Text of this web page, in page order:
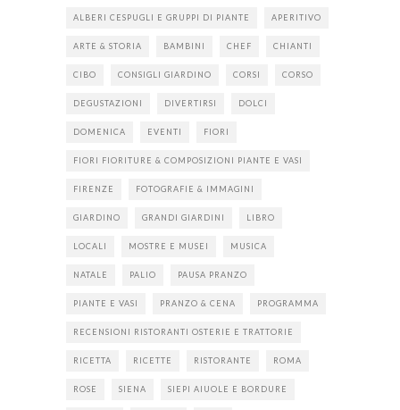
ALBERI CESPUGLI E GRUPPI DI PIANTE APERITIVO
ARTE & STORIA BAMBINI CHEF CHIANTI
CIBO CONSIGLI GIARDINO CORSI CORSO
DEGUSTAZIONI DIVERTIRSI DOLCI
DOMENICA EVENTI FIORI
FIORI FIORITURE & COMPOSIZIONI PIANTE E VASI
FIRENZE FOTOGRAFIE & IMMAGINI
GIARDINO GRANDI GIARDINI LIBRO
LOCALI MOSTRE E MUSEI MUSICA
NATALE PALIO PAUSA PRANZO
PIANTE E VASI PRANZO & CENA PROGRAMMA
RECENSIONI RISTORANTI OSTERIE E TRATTORIE
RICETTA RICETTE RISTORANTE ROMA
ROSE SIENA SIEPI AIUOLE E BORDURE